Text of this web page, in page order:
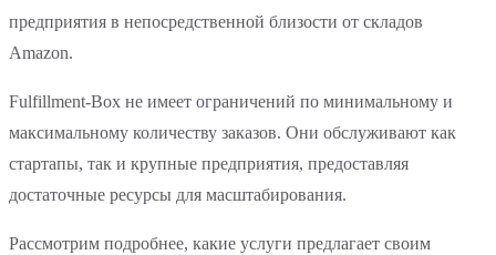
предприятия в непосредственной близости от складов
Amazon.
Fulfillment-Box не имеет ограничений по минимальному и
максимальному количеству заказов. Они обслуживают как
стартапы, так и крупные предприятия, предоставляя
достаточные ресурсы для масштабирования.
Рассмотрим подробнее, какие услуги предлагает своим